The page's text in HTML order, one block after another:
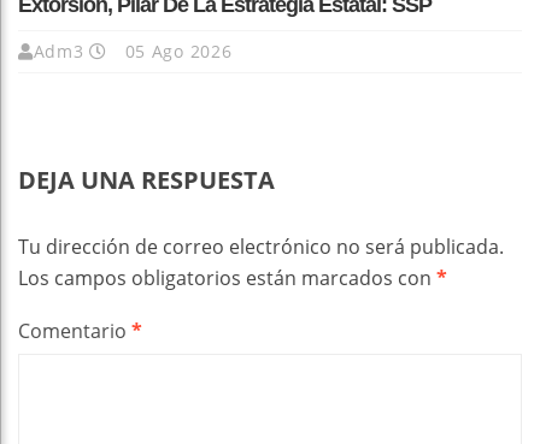
Adm3 05 Ago 2026
DEJA UNA RESPUESTA
Tu dirección de correo electrónico no será publicada.
Los campos obligatorios están marcados con *
Comentario *